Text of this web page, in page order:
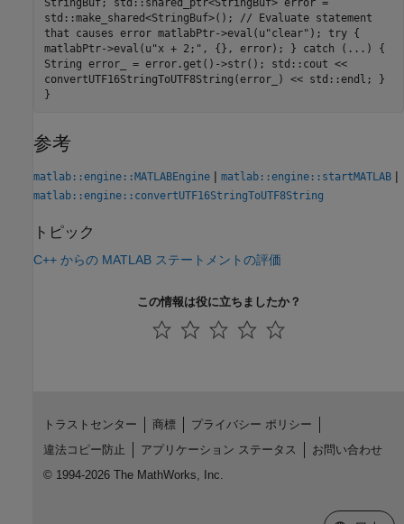
StringBuf; std::shared_ptr<StringBuf> error =
std::make_shared<StringBuf>(); // Evaluate statement
that causes error matlabPtr->eval(u"clear"); try {
matlabPtr->eval(u"x + 2;", {}, error); } catch (...) {
String error_ = error.get()->str(); std::cout <<
convertUTF16StringToUTF8String(error_) << std::endl; }
}
参考
matlab::engine::MATLABEngine | matlab::engine::startMATLAB |
matlab::engine::convertUTF16StringToUTF8String
トピック
C++ からの MATLAB ステートメントの評価
この情報は役に立ちましたか？
トラストセンター 商標
プライバシー ポリシー
違法コピー防止
アプリケーション ステータス
お問い合わせ
© 1994-2026 The MathWorks, Inc.